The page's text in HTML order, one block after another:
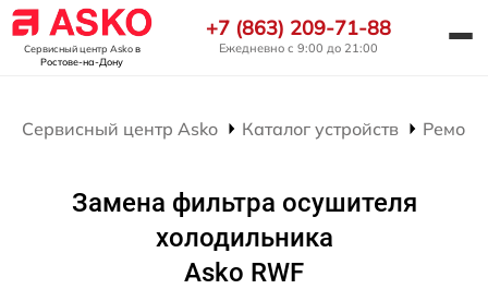
Сервисный центр Askoв
Ростове-на-Дону
+7 (863) 209-71-88
Ежедневно с 9:00 до 21:00
Сервисный центр Asko Каталог устройств
Замена фильтра осушителя
холодильника
Asko RWF